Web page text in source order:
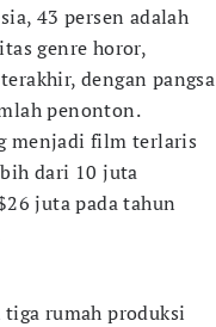
43 persen adalah
genre horor,
dengan pangsa
penonton​​.
menjadi film terlaris
dari 10 juta
juta pada tahun
rumah produksi